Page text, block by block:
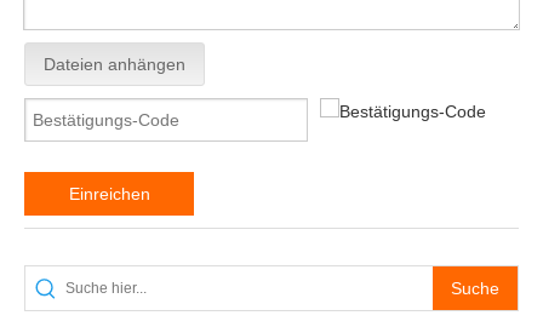
Dateien anhängen
Einreichen
Suche